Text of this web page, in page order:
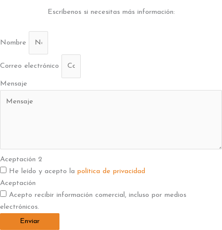
Escríbenos si necesitas más información:
Nombre
Correo electrónico
Mensaje
Aceptación 2
He leído y acepto la política de privacidad
Aceptación
Acepto recibir información comercial, incluso por medios
electrónicos.
Enviar